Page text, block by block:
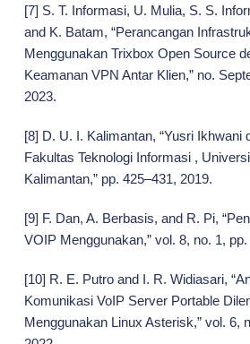
[7] S. T. Informasi, U. Mulia, S. S.
and K. Batam, “Perancangan
Menggunakan Trixbox Open Source
Keamanan VPN Antar Klien,” no.
2023.
[8] D. U. I. Kalimantan, “Yusri Ikhwani
Fakultas Teknologi Informasi ,
Kalimantan,” pp. 425–431, 2019.
[9] F. Dan, A. Berbasis, and R. Pi,
VOIP Menggunakan,” vol. 8, no. 1,
[10] R. E. Putro and I. R. Widiasari,
Komunikasi VoIP Server Portable
Menggunakan Linux Asterisk,” vol. 6,